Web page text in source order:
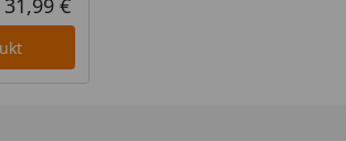
Aktueller Preis
31,99 €